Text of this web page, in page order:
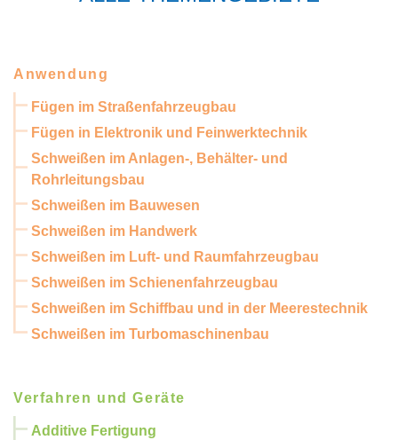
Anwendung
Fügen im Straßenfahrzeugbau
Fügen in Elektronik und Feinwerktechnik
Schweißen im Anlagen-, Behälter- und
Rohrleitungsbau
Schweißen im Bauwesen
Schweißen im Handwerk
Schweißen im Luft- und Raumfahrzeugbau
Schweißen im Schienenfahrzeugbau
Schweißen im Schiffbau und in der Meerestechnik
Schweißen im Turbomaschinenbau
Verfahren und Geräte
Additive Fertigung